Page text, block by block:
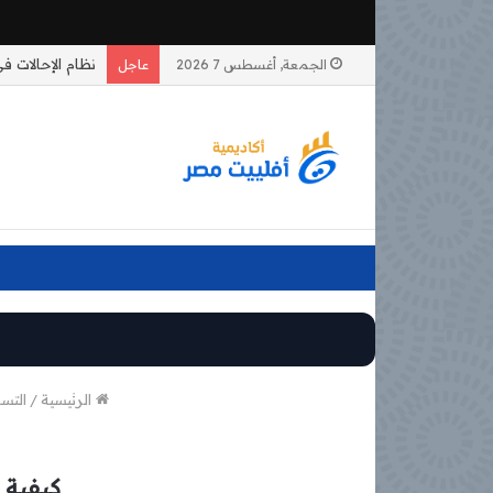
الجمعة, أغسطس 7 2026 عاجل
الرئيسية /